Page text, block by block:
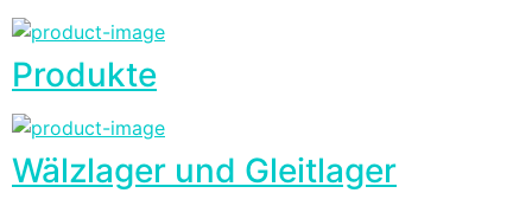
Produkte
Wälzlager und Gleitlager